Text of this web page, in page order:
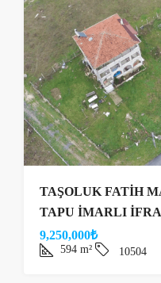
TAŞOLUK FATİH
TAPU İMARLI
9,250,000₺
594 m² 10504